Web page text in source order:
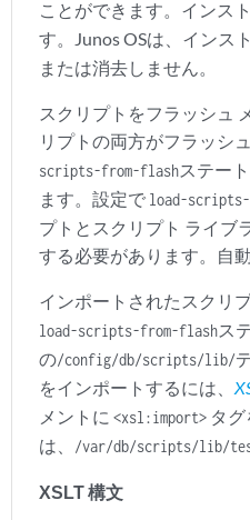
ことができます。インス
す。Junos OSは、インス
または消去しません。
スクリプトをフラッシュ
リプトの両方がフラッシ
scripts-from-flashステー
ます。設定で load-
プトとスクリプト ライブ
する必要があります。自
インポートされたスクリ
load-scripts-from-flashス
の/config/db/scripts/lib/
をインポートするには、
メントに <xsl:import> タ
は、
/var/db/scripts/lib/
XSLT 構文